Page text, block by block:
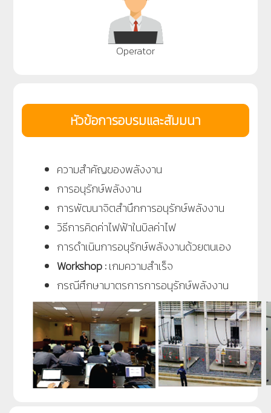
Operator
หัวข้อการอบรมและสัมมนา
ความสำคัญของพลังงาน
การอนุรักษ์พลังงาน
การพัฒนาจิตสำนึกการอนุรักษ์พลังงาน
วิธีการคิดค่าไฟฟ้าในบิลค่าไฟ
การดำเนินการอนุรักษ์พลังงานด้วยตนเอง
Workshop :เกมความสำเร็จ
กรณีศึกษามาตรการการอนุรักษ์พลังงาน